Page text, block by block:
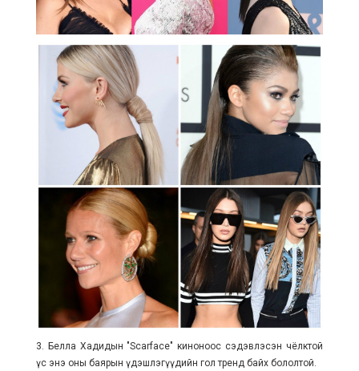
3. Белла Хадидын "Scarface" киноноос сэдэвлэсэн чёлктой
үс энэ оны баярын үдэшлэгүүдийн гол тренд байх бололтой.